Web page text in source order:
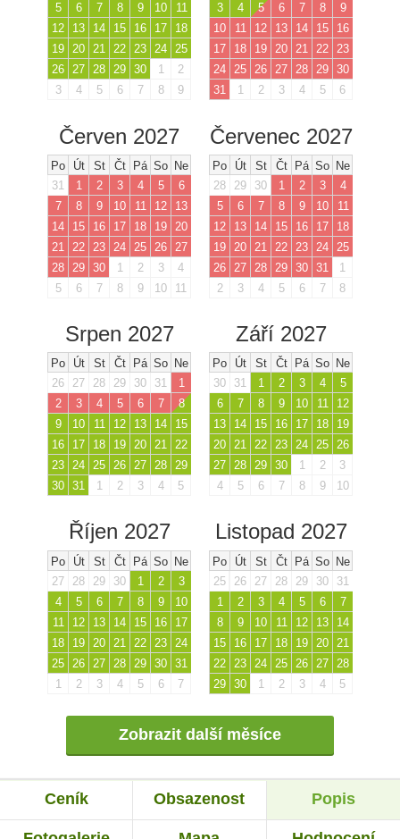
5
6 7 8 9 10
11
12
13 14 15 16 17
18
19 20 21 22 23 24 25
26 27 28 29 30 1
2
3
4 5 6 7 8 9
3
4 5 6 7 8
9
10
11 12 13 14 15
16
17
18 19 20 21 22 23
24 25 26 27 28 29 30
31
1 2 3 4 5 6
Červen 2027
Po Út St Čt Pá So Ne
31
1 2 3 4 5
6
7
8 9 10 11 12
13
14
15 16 17 18 19
20
21
22 23 24 25 26
27
28
29 30 1 2 3
4
5
6 7 8 9 10 11
Červenec 2027
Po Út St Čt Pá So Ne
28
29 30 1 2 3
4
5
6 7 8 9 10
11
12
13 14 15 16 17
18
19
20 21 22 23 24
25
26
27 28 29 30 31
1
2
3 4 5 6 7 8
Srpen 2027
Po Út St Čt Pá So Ne
26
27 28 29 30 31
1
2
3 4 5 6 7
8
9
10 11 12 13 14
15
16
17 18 19 20 21 22
23 24 25 26 27 28 29
30 31 1 2 3 4 5
Září 2027
Po Út St Čt Pá So Ne
30
31 1 2 3 4
5
6
7 8 9 10 11
12
13
14 15 16 17 18
19
20 21 22 23 24 25 26
27 28 29 30 1 2
3
4
5 6 7 8 9 10
Říjen 2027
Po Út St Čt Pá So Ne
27
28 29 30 1 2
3
4
5 6 7 8 9
10
11
12 13 14 15 16
17
18
19 20 21 22 23
24
25
26 27 28 29 30 31
1
2 3 4 5 6 7
Listopad 2027
Po Út St Čt Pá So Ne
25
26 27 28 29 30
31
1
2 3 4 5 6
7
8
9 10 11 12 13
14
15
16 17 18 19 20
21
22
23 24 25 26 27
28
29 30 1 2 3 4 5
Zobrazit další měsíce
Ceník Obsazenost Popis